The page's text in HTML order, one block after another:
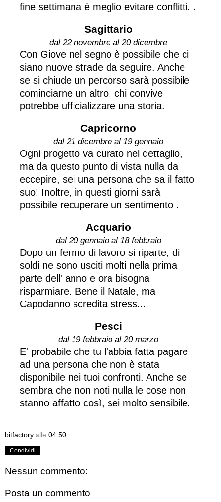
fine settimana è meglio evitare conflitti. .
Sagittario
dal 22 novembre al 20 dicembre
Con Giove nel segno è possibile che ci
siano nuove strade da seguire. Anche
se si chiude un percorso sarà possibile
cominciarne un altro, chi convive
potrebbe ufficializzare una storia.
Capricorno
dal 21 dicembre al 19 gennaio
Ogni progetto va curato nel dettaglio,
ma da questo punto di vista nulla da
eccepire, sei una persona che sa il fatto
suo! Inoltre, in questi giorni sarà
possibile recuperare un sentimento .
Acquario
dal 20 gennaio al 18 febbraio
Dopo un fermo di lavoro si riparte, di
soldi ne sono usciti molti nella prima
parte dell' anno e ora bisogna
risparmiare. Bene il Natale, ma
Capodanno scredita stress...
Pesci
dal 19 febbraio al 20 marzo
E' probabile che tu l'abbia fatta pagare
ad una persona che non è stata
disponibile nei tuoi confronti. Anche se
sembra che non noti nulla le cose non
stanno affatto così, sei molto sensibile.
bitfactory alle 04:50
Condividi
Nessun commento:
Posta un commento